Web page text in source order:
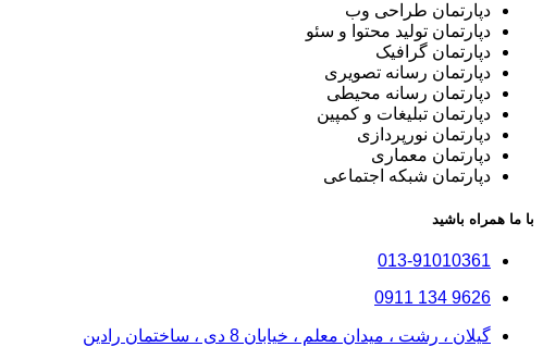
دپارتمان طراحی وب
دپارتمان تولید محتوا و سئو
دپارتمان گرافیک
دپارتمان رسانه تصویری
دپارتمان رسانه محیطی
دپارتمان تبلیغات و کمپین
دپارتمان نورپردازی
دپارتمان معماری
دپارتمان شبکه اجتماعی
با ما همراه باشید
013-91010361
9626 134 0911
گیلان ، رشت ، میدان معلم ، خیابان 8 دی ، ساختمان رادین